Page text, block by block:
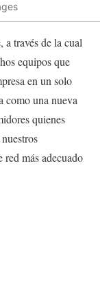
a través de la cual
equipos que
en un solo
como una nueva
quienes
red más adecuado